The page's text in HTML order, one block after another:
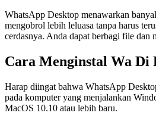
WhatsApp Desktop menawarkan
mengobrol lebih leluasa tanpa harus
cerdasnya. Anda dapat berbagi file dan
Cara Menginstal Wa Di
Harap diingat bahwa WhatsApp
pada komputer yang menjalankan
MacOS 10.10 atau lebih baru.